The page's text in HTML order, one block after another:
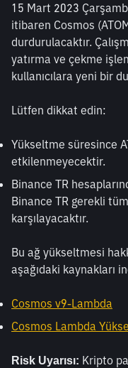
15 Mart 2023
itibaren Cosmos
durdurulacaktır.
yatırma ve çekme
kullanıcılara yeni bir
Lütfen dikkat edin:
Yükseltme süresince
etkilenmeyecektir.
Binance TR
Binance TR gerekli
karşılayacaktır.
Bu ağ yükseltmesi
aşağıdaki kaynakları
Cosmos v9-Lambda
Cosmos Lambda
Risk Uyarısı: Kripto